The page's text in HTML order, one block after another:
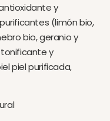
y
(limón bio,
bio, geranio y
y
piel purificada,